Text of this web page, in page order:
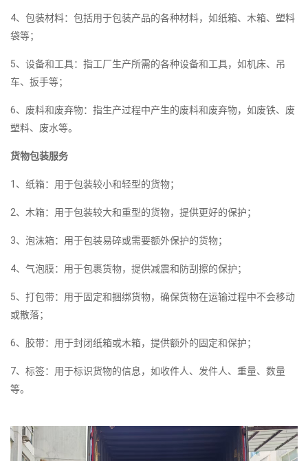
4、包装材料：包括用于包装产品的各种材料，如纸箱、木箱、塑料
袋等；
5、设备和工具：指工厂生产所需的各种设备和工具，如机床、吊
车、扳手等；
6、废料和废弃物：指生产过程中产生的废料和废弃物，如废铁、废
塑料、废水等。
货物包装服务
1、纸箱：用于包装较小和轻型的货物；
2、木箱：用于包装较大和重型的货物，提供更好的保护；
3、泡沫箱：用于包装易碎或需要额外保护的货物；
4、气泡膜：用于包裹货物，提供减震和防刮擦的保护；
5、打包带：用于固定和捆绑货物，确保货物在运输过程中不会移动
或散落；
6、胶带：用于封闭纸箱或木箱，提供额外的固定和保护；
7、标签：用于标识货物的信息，如收件人、发件人、重量、数量
等。